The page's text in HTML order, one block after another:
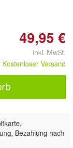
49,95 €
inkl. MwSt.
Kostenloser Versand
Bezahlung nach